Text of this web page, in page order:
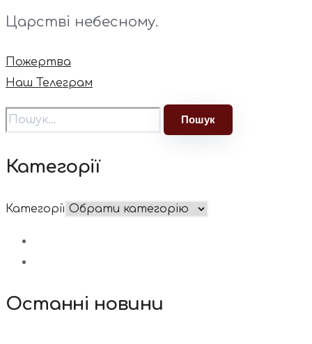
Царстві небесному.
Пожертва
Наш Телеграм
Категорії
Категорії
Останні новини